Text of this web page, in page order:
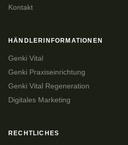
Kontakt
HÄNDLERINFORMATIONEN
Genki Vital
Genki Praxiseinrichtung
Genki Vital Regeneration
Digitales Marketing
RECHTLICHES